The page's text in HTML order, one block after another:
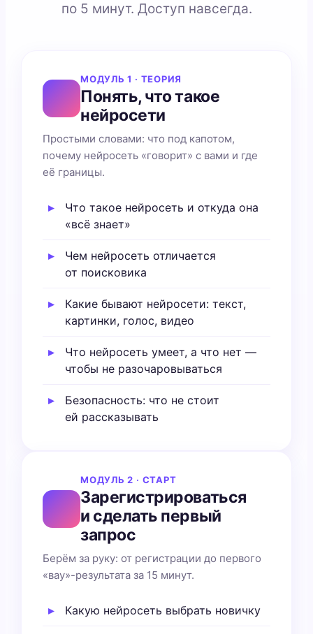
по 5 минут. Доступ навсегда.
МОДУЛЬ 1 · ТЕОРИЯ
Понять, что такое
нейросети
Простыми словами: что под капотом,
почему нейросеть «говорит» с вами и где
её границы.
Что такое нейросеть и откуда она
«всё знает»
Чем нейросеть отличается
от поисковика
Какие бывают нейросети: текст,
картинки, голос, видео
Что нейросеть умеет, а что нет —
чтобы не разочаровываться
Безопасность: что не стоит
ей рассказывать
МОДУЛЬ 2 · СТАРТ
Зарегистрироваться
и сделать первый
запрос
Берём за руку: от регистрации до первого
«вау»-результата за 15 минут.
Какую нейросеть выбрать новичку